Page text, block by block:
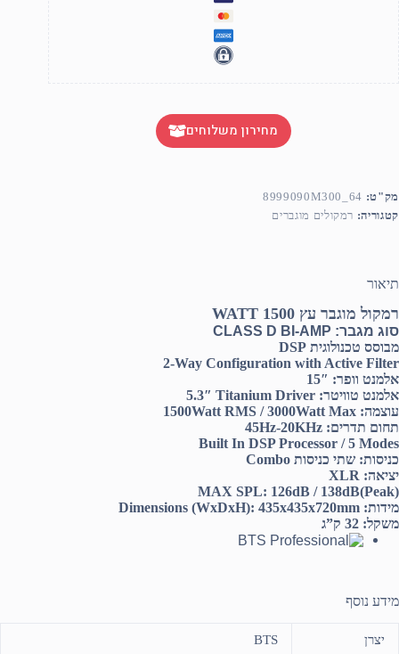
מחירון משלוחים
מק"ט: 8999090M300_64
קטגוריה: רמקולים מוגברים
תיאור
רמקול מוגבר עץ 1500 WATT
סוג מגבר: CLASS D BI-AMP
מבוסס טכנולוגית DSP
2-Way Configuration with Active Filter
אלמנט וופר: 15″
אלמנט טוויטר: 5.3″ Titanium Driver
עוצמה: 1500Watt RMS / 3000Watt Max
תחום תדרים: 45Hz-20KHz
Built In DSP Processor / 5 Modes
כניסות: שתי כניסות Combo
יציאה: XLR
MAX SPL: 126dB / 138dB(Peak)
מידות: Dimensions (WxDxH): 435x435x720mm
משקל: 32 ק”ג
מידע נוסף
יצרן BTS